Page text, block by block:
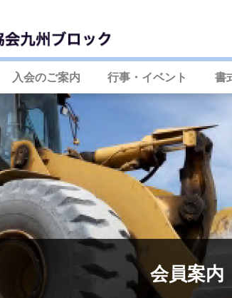
入会のご案内 行事・イベント 書
会員案内